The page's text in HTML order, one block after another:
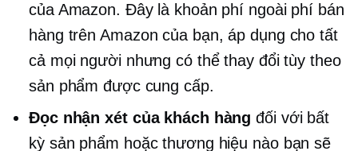
của Amazon. Đây là khoản phí ngoài phí bán
hàng trên Amazon của bạn, áp dụng cho tất
cả mọi người nhưng có thể thay đổi tùy theo
sản phẩm được cung cấp.
Đọc nhận xét của khách hàng đối với bất
kỳ sản phẩm hoặc thương hiệu nào bạn sẽ